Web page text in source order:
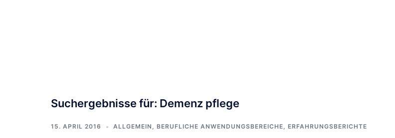
Suchergebnisse für: Demenz pflege
15. APRIL 2016 ALLGEMEIN , BERUFLICHE ANWENDUNGSBEREICHE, ERFAHRUNGSBERICHTE